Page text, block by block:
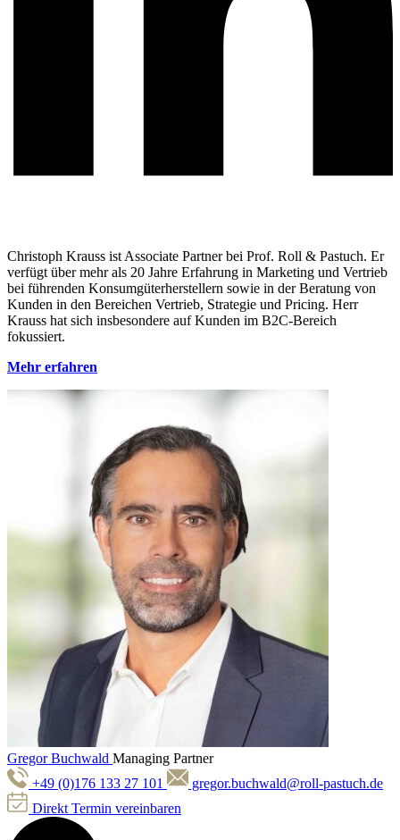
Christoph Krauss ist Associate Partner bei Prof. Roll & Pastuch. Er
verfügt über mehr als 20 Jahre Erfahrung in Marketing und Vertrieb
bei führenden Konsumgüterherstellern sowie in der Beratung von
Kunden in den Bereichen Vertrieb, Strategie und Pricing. Herr
Krauss hat sich insbesondere auf Kunden im B2C-Bereich
fokussiert.
Mehr erfahren
Gregor Buchwald Managing Partner
+49 (0)176 133 27 101
gregor.buchwald@roll-pastuch.de
Direkt Termin vereinbaren